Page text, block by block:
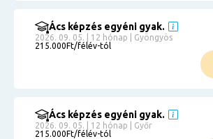
Ács képzés egyéni gyak.
2026. 09. 05. | 12 hónap | Gyöngyös
215.000Ft/félév-tól
Ács képzés egyéni gyak.
2026. 09. 05. | 12 hónap | Győr
215.000Ft/félév-tól